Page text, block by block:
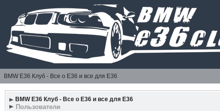
BMW E36 Клуб - Все о Е36 и все для Е36
BMW E36 Клуб - Все о Е36 и все для Е36
Пользователи